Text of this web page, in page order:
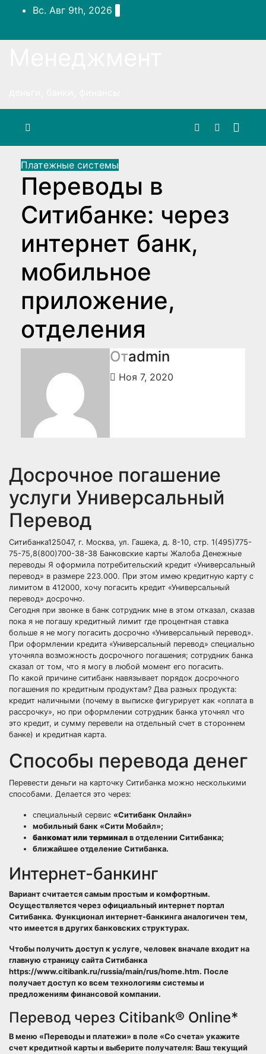
ПерейтиВс. Авг 9th, 2026
Платежные системы
Переводы в
Ситибанке: через
интернет банк,
мобильное
приложение,
отделения
Отadmin
Ноя 7, 2020
Досрочное погашение
услуги Универсальный
Перевод
Ситибанка125047, г. Москва, ул. Гашека, д. 8-10, стр. 1(495)775-
75-75,8(800)700-38-38 Банковские карты Жалоба Денежные
переводы Я оформила потребительский кредит «Универсальный
перевод» в размере 223.000. При этом имею кредитную карту с
лимитом в 412000, хочу погасить кредит «Универсальный
перевод» досрочно.
Сегодня при звонке в банк сотрудник мне в этом отказал, сказав
пока я не погашу кредитный лимит где процентная ставка
больше я не могу погасить досрочно «Универсальный перевод».
При оформлении кредита «Универсальный перевод» специально
уточняла возможность досрочного погашения; сотрудник банка
сказал от том, что я могу в любой момент его погасить.
По какой причине ситибанк навязывает порядок досрочного
погашения по кредитным продуктам? Два разных продукта:
кредит наличными (почему в выписке фигурирует как «оплата в
рассрочку», но при оформлении сотрудник банка уточнял что
это кредит, и сумму перевели на отдельный счет в стороннем
банке) и кредитная карта.
Способы перевода денег
Перевести деньги на карточку Ситибанка можно несколькими
способами. Делается это через:
специальный сервис «Ситибанк Онлайн»
мобильный банк «Сити Мобайл»;
банкомат или терминал в отделении Ситибанка;
ближайшее отделение Ситибанка.
Интернет-банкинг
Вариант считается самым простым и комфортным.
Осуществляется через официальный интернет портал
Ситибанка. Функционал интернет-банкинга аналогичен тем,
что имеется в других банковских структурах.
Чтобы получить доступ к услуге, человек вначале входит на
главную страницу сайта Ситибанка
https://www.citibank.ru/russia/main/rus/home.htm. После
получает доступ ко всем технологиям системы и
предложениям финансовой компании.
Перевод через Citibank® Online*
В меню «Переводы и платежи» в поле «Со счета» укажите
счет кредитной карты и выберите получателя: Ваш текущий